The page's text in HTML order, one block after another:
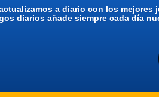
a diario con los
diarios añade siempre cada día